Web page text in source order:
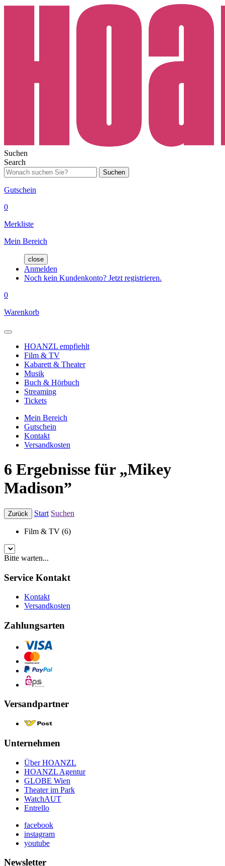
Suchen
Search
Suchen
Gutschein
0
Merkliste
Mein Bereich
close
Anmelden
Noch kein Kundenkonto? Jetzt registrieren.
0
Warenkorb
HOANZL empfiehlt
Film & TV
Kabarett & Theater
Musik
Buch & Hörbuch
Streaming
Tickets
Mein Bereich
Gutschein
Kontakt
Versandkosten
6 Ergebnisse für „Mikey
Madison”
Zurück Start Suchen
Film & TV (6)
Bitte warten...
Service Kontakt
Kontakt
Versandkosten
Zahlungsarten
Versandpartner
Unternehmen
Über HOANZL
HOANZL Agentur
GLOBE Wien
Theater im Park
WatchAUT
Entrello
facebook
instagram
youtube
Newsletter